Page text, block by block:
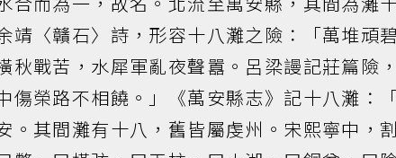
靖〈贛石〉詩，形容十八灘之險：「萬堆頑
秋戰苦，水犀軍亂夜聲囂。呂梁謾記莊篇險
傷榮路不相饒。」《萬安縣志》記十八灘：
。其間灘有十八，舊皆屬虔州。宋熙寧中，